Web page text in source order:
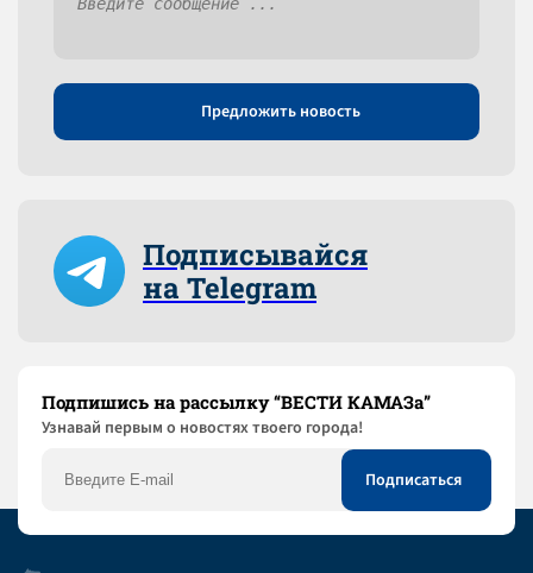
Предложить новость
Подписывайся
на Telegram
Подпишись на рассылку “ВЕСТИ КАМАЗа”
Узнaвай первым о новостях твоего города!